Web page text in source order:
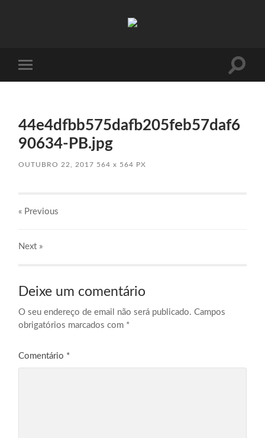
mobile
Toggle
44e4dfbb575dafb205feb57daf6
90634-PB.jpg
OUTUBRO 22, 2017 564x 564 PX
« Previous
Next »
Deixe um comentário
O seu endereço de email não será publicado. Campos
obrigatórios marcados com *
Comentário *